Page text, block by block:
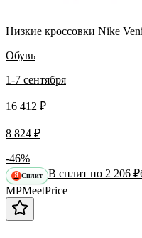
Низкие кроссовки Nike
Обувь
1-7 сентября
16 412 ₽
8 824 ₽
-46%
Я Сплит В сплит по 2 206 ₽
MPMeetPrice